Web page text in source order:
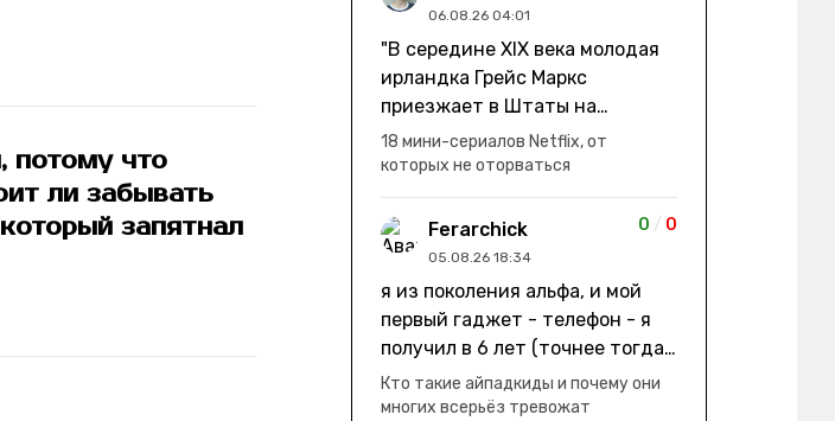
потому что
ли забывать
запятнал
06.08.26 04:01
"В середине XIX века молодая
ирландка Грейс Маркс
приезжает в Штаты на
заработки" не на заработки -
она иммигрирует с семьей и не
в США, а в Канаду "заниматься
сексом ради удовольствия, а
не для зачатия" - героиня уже
ее побега из общины. не в
первый раз замечаю такие
косяки. с ИИ пишете? :)
18 мини-сериалов Netflix, от
которых не оторваться
Ferarchick
05.08.26 18:34
0 / 0
я из поколения альфа, и мой
первый гаджет - телефон - я
получил в 6 лет (точнее тогда
мне уже было почти 7), потом
его отобрали и я просто
Кто такие айпадкиды и почему они
многих всерьёз тревожат